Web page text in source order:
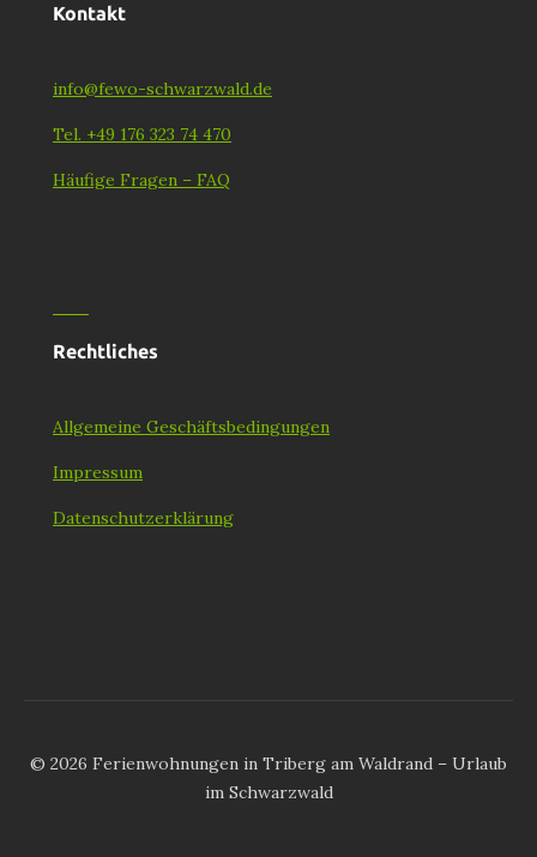
Kontakt
info@fewo-schwarzwald.de
Tel. +49 176 323 74 470
Häufige Fragen – FAQ
Rechtliches
Allgemeine Geschäftsbedingungen
Impressum
Datenschutzerklärung
© 2026 Ferienwohnungen in Triberg am Waldrand – Urlaub
im Schwarzwald